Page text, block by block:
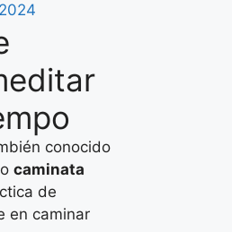
conocido
o caminata
de
en caminar